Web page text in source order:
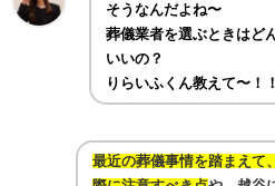
そうなんだよね〜
葬儀業者を選ぶときはど
いいの？
りらいふくん教えて〜！！
最近の葬儀事情を踏まえて